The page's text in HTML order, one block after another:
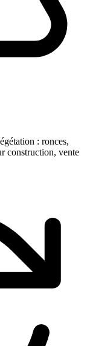
: ronces,
construction, vente